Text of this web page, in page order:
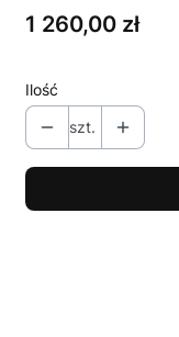
Cena
1 260,00 zł
Ilość
szt.